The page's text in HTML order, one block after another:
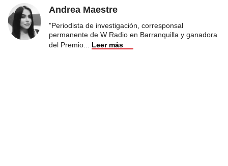
Andrea Maestre
"Periodista de investigación, corresponsal
permanente de W Radio en Barranquilla y ganadora
del Premio
Leer más